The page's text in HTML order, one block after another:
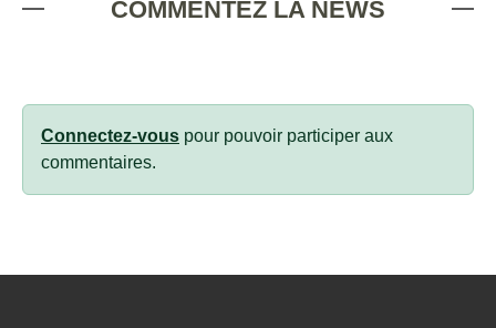
COMMENTEZ LA NEWS
Connectez-vous pour pouvoir participer aux
commentaires.